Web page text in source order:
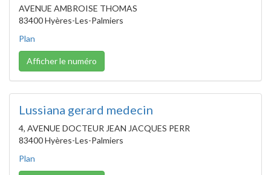
AVENUE AMBROISE THOMAS
83400 Hyères-Les-Palmiers
Plan
Afficher le numéro
Lussiana gerard medecin
4, AVENUE DOCTEUR JEAN JACQUES PERR
83400 Hyères-Les-Palmiers
Plan